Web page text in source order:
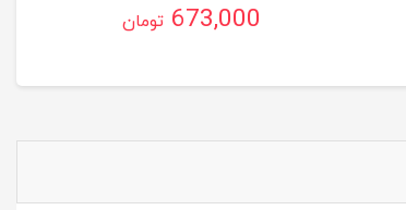
673,000 تومان